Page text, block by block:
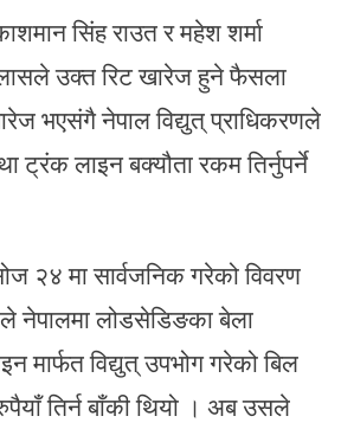
सिंह राउत र महेश शर्मा
उक्त रिट खारेज हुने फैसला
भएसंगै नेपाल विद्युत् प्राधिकरणले
लाइन बक्यौता रकम तिर्नुपर्ने
२४ मा सार्वजनिक गरेको विवरण
नेपालमा लोडसेडिङका बेला
मार्फत विद्युत् उपभोग गरेको बिल
तिर्न बाँकी थियो । अब उसले